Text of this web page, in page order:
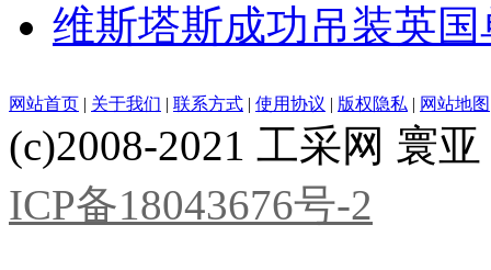
维斯塔斯成功吊装英
网站首页 | 关于我们 | 联系方式 | 使用协议 | 版权隐私 | 网站地图
(c)2008-2021 工采网 寰
ICP备18043676号-2